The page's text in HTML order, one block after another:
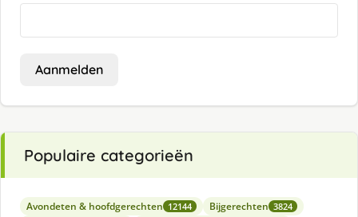
Aanmelden
Populaire categorieën
Avondeten & hoofdgerechten 12144 Bijgerechten 3824